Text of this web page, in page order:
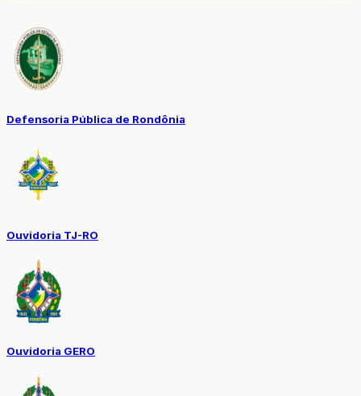
Defensoria Pública de Rondônia
Ouvidoria TJ-RO
Ouvidoria GERO